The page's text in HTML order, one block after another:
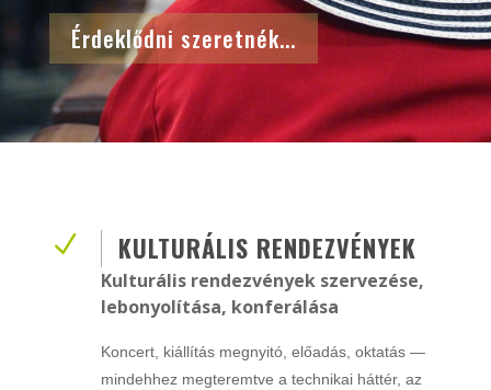
Érdeklődni szeretnék...
N KULTURÁLIS RENDEZVÉNYEK
Kulturális rendezvények szervezése,
lebonyolítása, konferálása
Koncert, kiállítás megnyitó, előadás, oktatás —
mindehhez megteremtve a technikai háttér, az